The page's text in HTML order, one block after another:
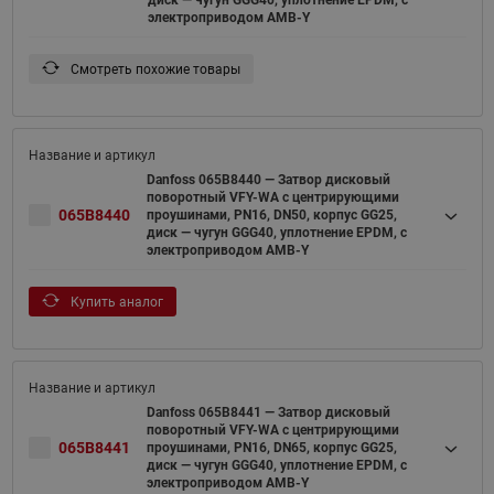
электроприводом AMB-Y
Смотреть похожие товары
065B8440
Danfoss 065B8440 — Затвор дисковый
поворотный VFY-WA с центрирующими
проушинами, PN16, DN50, корпус GG25,
диск — чугун GGG40, уплотнение EPDM, с
электроприводом AMB-Y
Купить аналог
065B8441
Danfoss 065B8441 — Затвор дисковый
поворотный VFY-WA с центрирующими
проушинами, PN16, DN65, корпус GG25,
диск — чугун GGG40, уплотнение EPDM, с
электроприводом AMB-Y